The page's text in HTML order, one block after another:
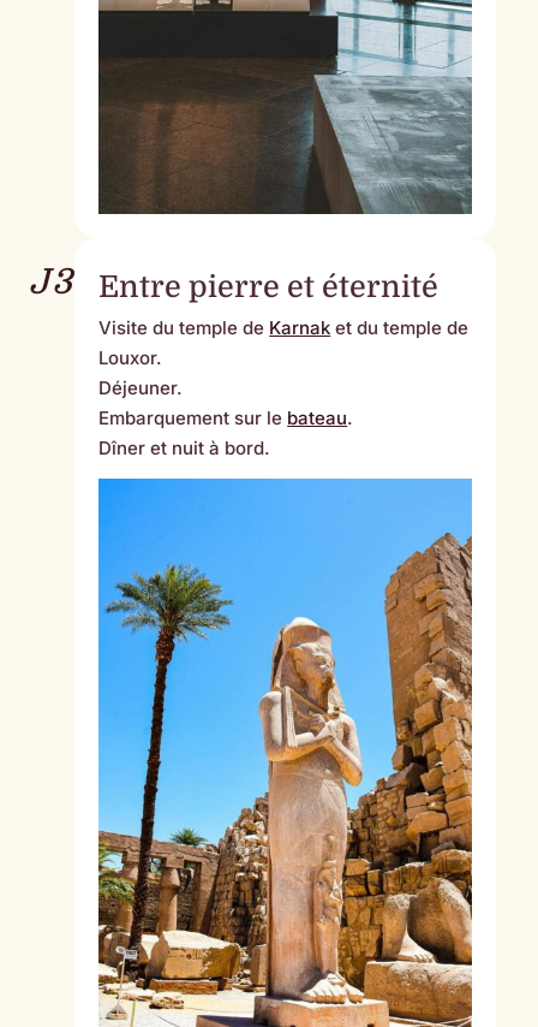
J3 Entre pierre et éternité
Visite du temple de Karnak et du temple de
Louxor.
Déjeuner.
Embarquement sur le bateau.
Dîner et nuit à bord.